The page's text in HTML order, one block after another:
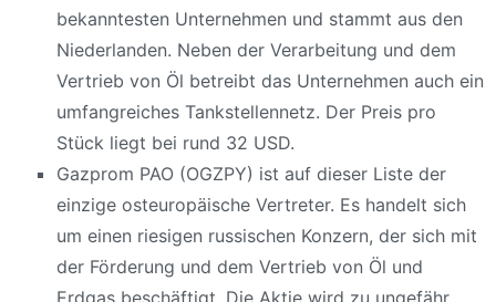
bekanntesten Unternehmen und stammt aus den
Niederlanden. Neben der Verarbeitung und dem
Vertrieb von Öl betreibt das Unternehmen auch ein
umfangreiches Tankstellennetz. Der Preis pro
Stück liegt bei rund 32 USD.
Gazprom PAO (OGZPY) ist auf dieser Liste der
einzige osteuropäische Vertreter. Es handelt sich
um einen riesigen russischen Konzern, der sich mit
der Förderung und dem Vertrieb von Öl und